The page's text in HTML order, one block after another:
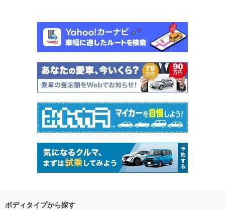
ボディタイプから探す